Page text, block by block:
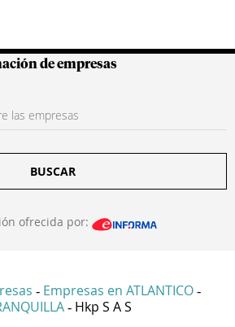
Colombianas
de empresas
BUSCAR
ofrecida por:
- Empresas en ATLANTICO -
- Hkp S A S